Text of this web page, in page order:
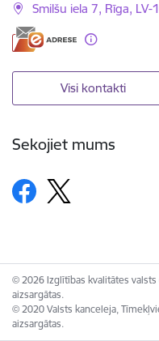
Smilšu iela 7, Rīga, LV-
Visi kontakti
Sekojiet mums
© 2026 Izglītības kvalitātes
aizsargātas.
© 2020 Valsts kanceleja,
aizsargātas.